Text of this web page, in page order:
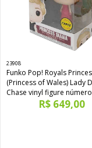
23908
Funko Pop! Royals
(Princess of Wales) Lady
Chase vinyl figure
R$ 649,00